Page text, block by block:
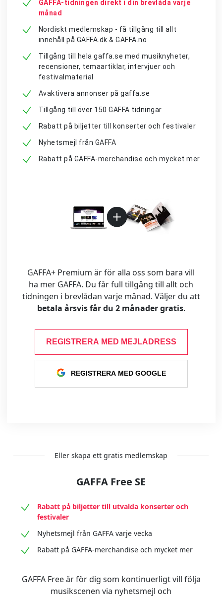
GAFFA-tidningen direkt i din brevlåda varje
månad
Nordiskt medlemskap - få tillgång till allt
innehåll på GAFFA.dk & GAFFA.no
Tillgång till hela gaffa.se med musiknyheter,
recensioner, temaartiklar, intervjuer och
festivalmaterial
Avaktivera annonser på gaffa.se
Tillgång till över 150 GAFFA tidningar
Rabatt på biljetter till konserter och festivaler
Nyhetsmejl från GAFFA
Rabatt på GAFFA-merchandise och mycket mer
GAFFA+ Premium är för alla oss som bara vill
ha mer GAFFA. Du får full tillgång till allt och
tidningen i brevlådan varje månad. Väljer du att
betala årsvis får du 2 månader gratis.
REGISTRERA MED MEJLADRESS
REGISTRERA MED GOOGLE
Eller skapa ett gratis medlemskap
GAFFA Free SE
Rabatt på biljetter till utvalda konserter och
festivaler
Nyhetsmejl från GAFFA varje vecka
Rabatt på GAFFA-merchandise och mycket mer
GAFFA Free är för dig som kontinuerligt vill följa
musikscenen via nyhetsmejl och